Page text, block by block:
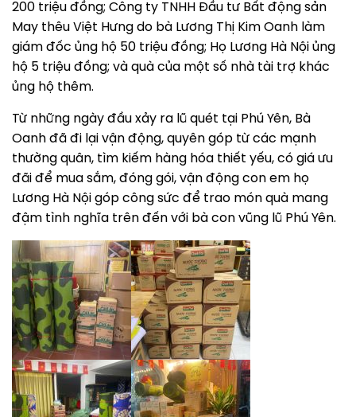
200 triệu đồng; Công ty TNHH Đầu tư Bất động sản
May thêu Việt Hưng do bà Lương Thị Kim Oanh làm
giám đốc ủng hộ 50 triệu đồng; Họ Lương Hà Nội ủng
hộ 5 triệu đồng; và quà của một số nhà tài trợ khác
ủng hộ thêm.
Từ những ngày đầu xảy ra lũ quét tại Phú Yên, Bà
Oanh đã đi lại vận động, quyên góp từ các mạnh
thường quân, tìm kiếm hàng hóa thiết yếu, có giá ưu
đãi để mua sắm, đóng gói, vận động con em họ
Lương Hà Nội góp công sức để trao món quà mang
đậm tình nghĩa trên đến với bà con vũng lũ Phú Yên.